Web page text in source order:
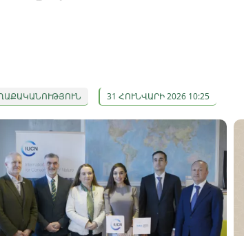
31 ՀՈՒՆՎԱՐԻ 2026 10:25